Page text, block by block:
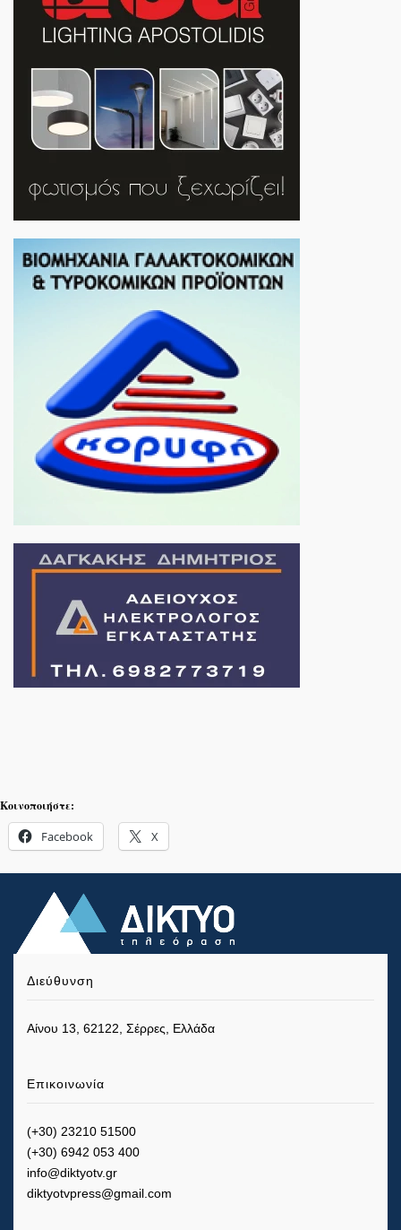
Κοινοποιήστε:
Facebook X
Διεύθυνση
Αίνου 13, 62122, Σέρρες, Ελλάδα
Επικοινωνία
(+30) 23210 51500
(+30) 6942 053 400
info@diktyotv.gr
diktyotvpress@gmail.com